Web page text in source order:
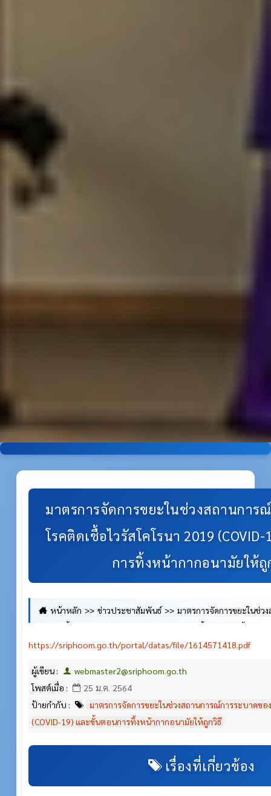
มาตรการจัดการขยะในช่วงสถานการ
โรคติดเชื้อไวรัสโคโรนา 2019
การทิ้งหน้ากากอนามัยให้ถู
หน้าหลัก ข่าวประชาสัมพันธ์
มาตรการจัดการขยะในช่ว
https://sriphoom.go.th/portal/datas/file/1614571418.pdf
ผู้เขียน :
webmaster2@sriphoom.go.th
โพสต์เมื่อ :
25 ม.ค. 2564
ป้ายกำกับ :
มาตรการจัดการขยะในช่วงสถานการณ์การระบาดขอ
(COVID-19) และขั้นตอนการทิ้งหน้ากากอนามัยให้ถูกวิธี
เรื่องที่เกี่ยวข้อง